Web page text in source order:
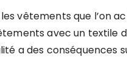
vêtements que l’on
avec un textile
a des conséquences